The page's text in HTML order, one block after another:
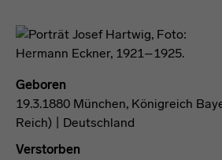
Geboren
19.3.1880 München, Königreich
Reich) | Deutschland
Verstorben